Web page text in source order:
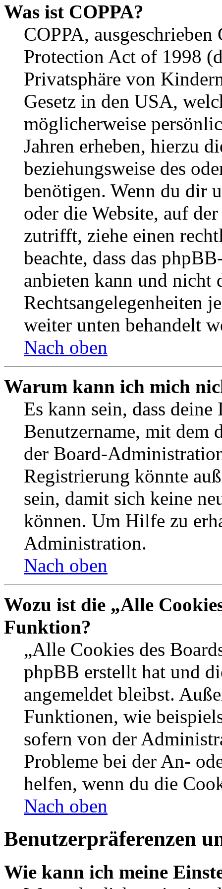
Was ist COPPA?
COPPA,
Protection Act of 1998
Privatsphäre von
Gesetz in den USA,
möglicherweise
Jahren erheben, hierzu
beziehungsweise des
benötigen. Wenn du dir
oder die Website, auf
zutrifft, ziehe einen
beachte, dass das
anbieten kann und nicht
Rechtsangelegenheiten
weiter unten behandelt
Nach oben
Warum kann ich mich
Es kann sein, dass
Benutzername, mit dem
der Board-
Registrierung könnte
sein, damit sich keine
können. Um Hilfe zu
Administration.
Nach oben
Wozu ist die „Alle
Funktion?
„Alle Cookies des
phpBB erstellt hat und
angemeldet bleibst.
Funktionen, wie
sofern von der
Probleme bei der An-
helfen, wenn du die
Nach oben
Benutzerpräferenzen
Wie kann ich meine